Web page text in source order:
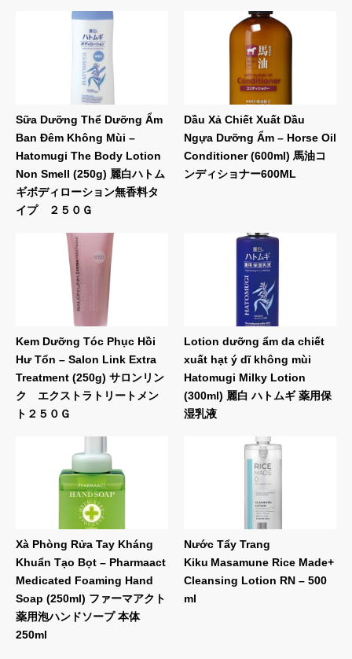
Sữa Dưỡng Thể Dưỡng Ẩm
Ban Đêm Không Mùi –
Hatomugi The Body Lotion
Non Smell (250g) 麗白ハトム
ギボディローション無香料タ
イプ ２５０Ｇ
Dầu Xả Chiết Xuất Dầu
Ngựa Dưỡng Ẩm – Horse Oil
Conditioner (600ml) 馬油コ
ンディショナー600ML
Kem Dưỡng Tóc Phục Hồi
Hư Tổn – Salon Link Extra
Treatment (250g) サロンリン
ク エクストラトリートメン
ト２５０Ｇ
Lotion dưỡng ẩm da chiết
xuất hạt ý dĩ không mùi
Hatomugi Milky Lotion
(300ml) 麗白 ハトムギ 薬用保
湿乳液
Xà Phòng Rửa Tay Kháng
Khuẩn Tạo Bọt – Pharmaact
Medicated Foaming Hand
Soap (250ml) ファーマアクト
薬用泡ハンドソープ 本体
250ml
Nước Tẩy Trang
Kiku Masamune Rice Made+
Cleansing Lotion RN – 500
ml